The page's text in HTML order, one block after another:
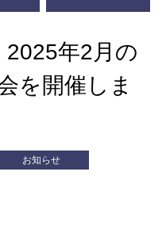
年2月の
を開催しま
お知らせ